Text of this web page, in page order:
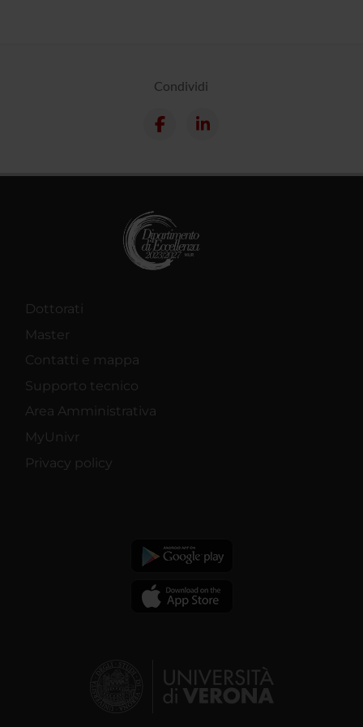
Condividi
Dottorati
Master
Contatti e mappa
Supporto tecnico
Area Amministrativa
MyUnivr
Privacy policy